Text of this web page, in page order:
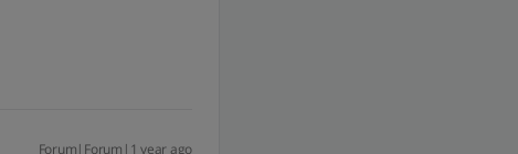
Forum|Forum|1 year ago